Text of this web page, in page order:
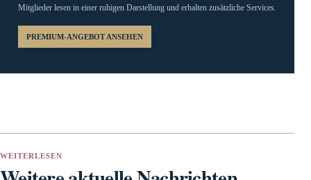
Mitglieder lesen in einer ruhigen Darstellung und erhalten zusätzliche Services.
PREMIUM-ANGEBOT ANSEHEN
WEITERLESEN